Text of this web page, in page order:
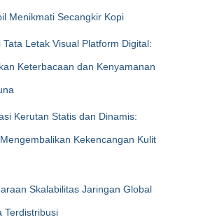
Menikmati Secangkir Kopi
Letak Visual Platform Digital:
Keterbacaan dan Kenyamanan
Kerutan Statis dan Dinamis:
Kekencangan Kulit
Skalabilitas Jaringan Global
Terdistribusi